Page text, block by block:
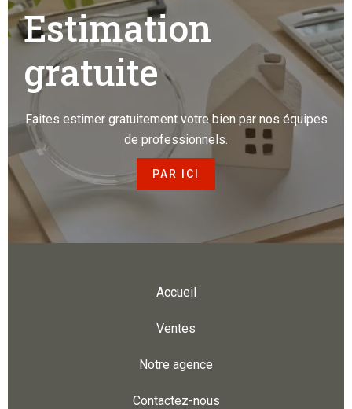
Estimation
gratuite
Faites estimer gratuitement votre bien par nos équipes
de professionnels.
PAR ICI
Accueil
Ventes
Notre agence
Contactez-nous